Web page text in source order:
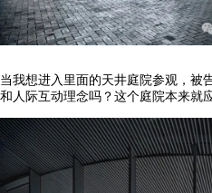
当我想进入里面的天井庭院参观，被
和人际互动理念吗？这个庭院本来就